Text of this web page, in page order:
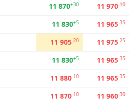
11 870+30 11 970-10
11 830+5 11 965-35
11 905-20 11 975-25
11 830+5 11 965-35
11 880-10 11 965-35
11 870-10 11 960-30